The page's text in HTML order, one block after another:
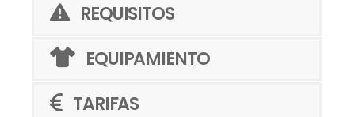
REQUISITOS
EQUIPAMIENTO
TARIFAS